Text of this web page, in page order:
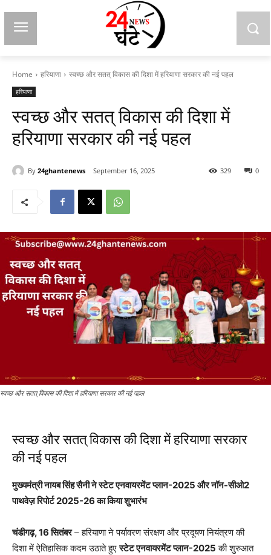
Home हरियाणा स्वच्छ और सतत् विकास की दिशा में हरियाणा सरकार की नई पहल
हरियाणा
स्वच्छ और सतत् विकास की दिशा में
हरियाणा सरकार की नई पहल
By 24ghantenews September 16, 2025 0
329
स्वच्छ और सतत् विकास की दिशा में हरियाणा सरकार की नई पहल
स्वच्छ और सतत् विकास की दिशा में हरियाणा सरकार
की नई पहल
मुख्यमंत्री नायब सिंह सैनी ने स्टेट एनवायरमेंट प्लान-2025 और नॉन-सीओ2
पाथवेज़ रिपोर्ट 2025-26 का किया शुभारंभ
चंडीगढ़, 16 सितंबर– हरियाणा ने पर्यावरण संरक्षण और प्रदूषण नियंत्रण की
दिशा में ऐतिहासिक कदम उठाते हुएस्टेट एनवायरमेंट प्लान-2025 की शुरुआत